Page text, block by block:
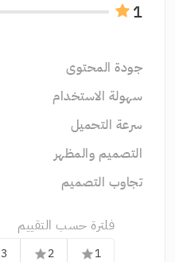
1
جودة المحتوى
سهولة الاستخدام
سرعة التحميل
التصميم والمظهر
تجاوب التصميم
فلترة حسب التقييم
1
star
2
star
3